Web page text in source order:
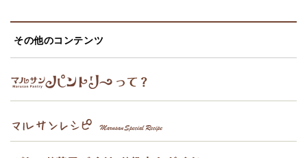
その他のコンテンツ